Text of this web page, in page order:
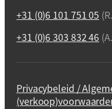
+31 (0)6 101 751 05
+31 (0)6 303 832 46
Privacybeleid /